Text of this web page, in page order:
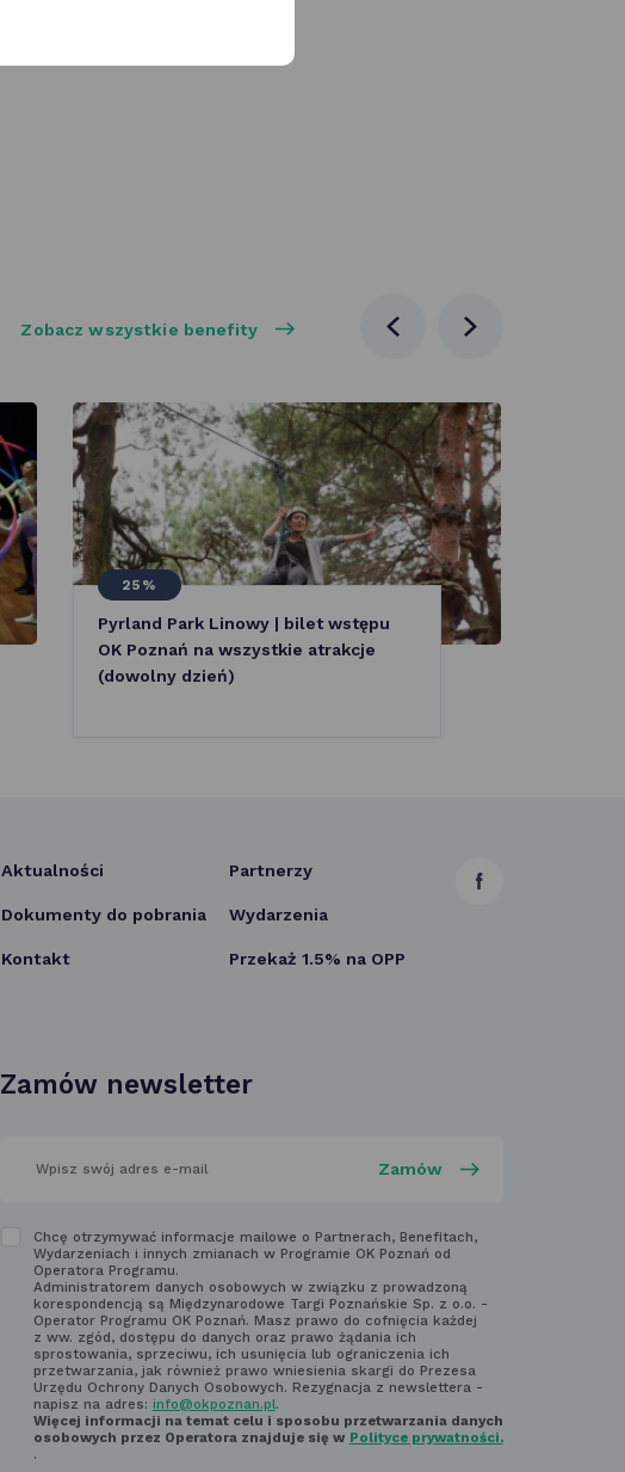
Zobacz wszystkie benefity
poprzednianastępna
25%
Pyrland Park Linowy | bilet wstępu
OK Poznań na wszystkie atrakcje
(dowolny dzień)
Aktualności Partnerzy
Dokumenty do pobrania Wydarzenia
Kontakt Przekaż 1.5% na OPP
link
Zamów newsletter
poniżej
Zapoznaj
z regulaminem
newsletter'a
Chcę otrzymywać informacje mailowe o Partnerach, Benefitach,
Wydarzeniach i innych zmianach w Programie OK Poznań od
Operatora Programu.
Administratorem danych osobowych w związku z prowadzoną
korespondencją są Międzynarodowe Targi Poznańskie Sp. z o.o. -
Operator Programu OK Poznań. Masz prawo do cofnięcia każdej
z ww. zgód, dostępu do danych oraz prawo żądania ich
sprostowania, sprzeciwu, ich usunięcia lub ograniczenia ich
przetwarzania, jak również prawo wniesienia skargi do Prezesa
Urzędu Ochrony Danych Osobowych. Rezygnacja z newslettera -
napisz na adres: info@okpoznan.pl.
Więcej informacji na temat celu i sposobu przetwarzania danych
osobowych przez Operatora znajduje się w Polityce prywatności.
.